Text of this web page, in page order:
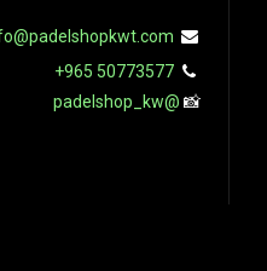
+965 50773577
📸
@padelshop_kw